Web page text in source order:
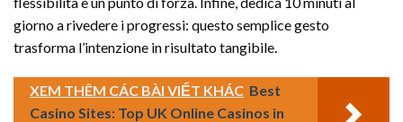
giorno a rivedere i progressi: questo semplice gesto
trasforma l’intenzione in risultato tangibile.
XEM THÊM CÁC BÀI VIẾT KHÁC Best
Casino Sites: Top UK Online Casinos in